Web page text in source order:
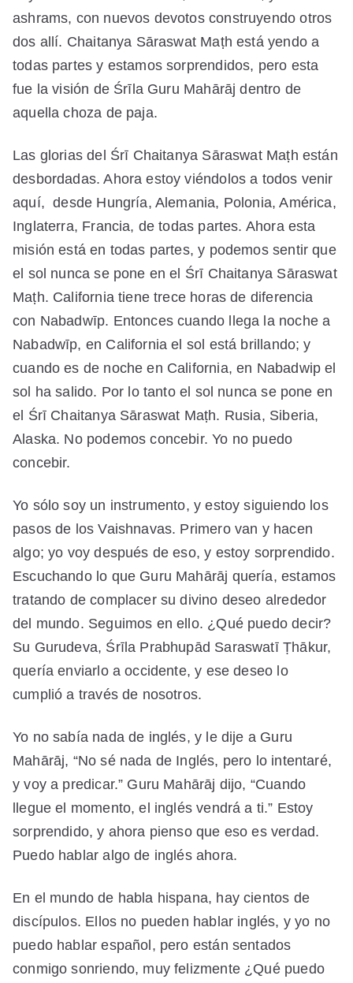
ashrams, con nuevos devotos construyendo otros
dos allí. Chaitanya Sāraswat Maṭh está yendo a
todas partes y estamos sorprendidos, pero esta
fue la visión de Śrīla Guru Mahārāj dentro de
aquella choza de paja.
Las glorias del Śrī Chaitanya Sāraswat Maṭh están
desbordadas. Ahora estoy viéndolos a todos venir
aquí, desde Hungría, Alemania, Polonia, América,
Inglaterra, Francia, de todas partes. Ahora esta
misión está en todas partes, y podemos sentir que
el sol nunca se pone en el Śrī Chaitanya Sāraswat
Maṭh. California tiene trece horas de diferencia
con Nabadwīp. Entonces cuando llega la noche a
Nabadwīp, en California el sol está brillando; y
cuando es de noche en California, en Nabadwip el
sol ha salido. Por lo tanto el sol nunca se pone en
el Śrī Chaitanya Sāraswat Maṭh. Rusia, Siberia,
Alaska. No podemos concebir. Yo no puedo
concebir.
Yo sólo soy un instrumento, y estoy siguiendo los
pasos de los Vaishnavas. Primero van y hacen
algo; yo voy después de eso, y estoy sorprendido.
Escuchando lo que Guru Mahārāj quería, estamos
tratando de complacer su divino deseo alrededor
del mundo. Seguimos en ello. ¿Qué puedo decir?
Su Gurudeva, Śrīla Prabhupād Saraswatī Ṭhākur,
quería enviarlo a occidente, y ese deseo lo
cumplió a través de nosotros.
Yo no sabía nada de inglés, y le dije a Guru
Mahārāj, “No sé nada de Inglés, pero lo intentaré,
y voy a predicar.” Guru Mahārāj dijo, “Cuando
llegue el momento, el inglés vendrá a ti.” Estoy
sorprendido, y ahora pienso que eso es verdad.
Puedo hablar algo de inglés ahora.
En el mundo de habla hispana, hay cientos de
discípulos. Ellos no pueden hablar inglés, y yo no
puedo hablar español, pero están sentados
conmigo sonriendo, muy felizmente ¿Qué puedo